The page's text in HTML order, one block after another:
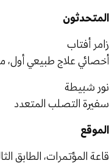
المتحدثون
زامر أفتاب
أخصائي علاج طبيعي أول،
نور شبيطة
سفيرة التصلب المتعدد
الموقع
قاعة المؤتمرات، الطابق